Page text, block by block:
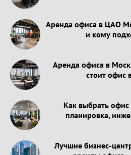
Аренда офиса в ЦАО
и кому
Аренда офиса в
стоит офис
Как выбрать
планировка,
Лучшие бизнес-